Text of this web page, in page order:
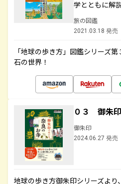
学とともに解
旅の図鑑
2021.03.18 発売
「地球の歩き方」図鑑シリーズ
石の世界！
０３ 御朱
御朱印
2024.06.27 発売
地球の歩き方御朱印シリーズよ